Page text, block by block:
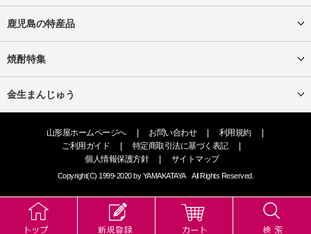
鹿児島の特産品
焼酎特集
金生まんじゅう
山形屋ホームページへ お問い合わせ 利用規約
ご利用ガイド
特定商取引法に基づく表記
個人情報保護方針
サイトマップ
Copyright(C) 1999-2020 by YAMAKATAYA All Rights Reserved.